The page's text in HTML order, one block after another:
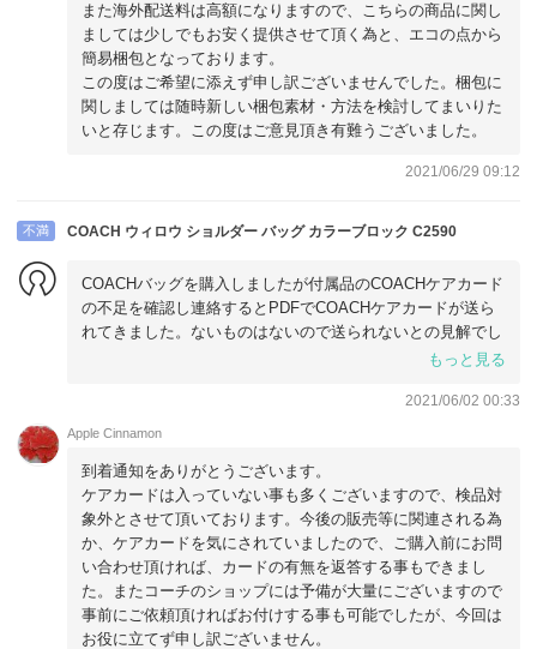
また海外配送料は高額になりますので、こちらの商品に関し
ましては少しでもお安く提供させて頂く為と、エコの点から
簡易梱包となっております。
この度はご希望に添えず申し訳ございませんでした。梱包に
関しましては随時新しい梱包素材・方法を検討してまいりた
いと存じます。この度はご意見頂き有難うございました。
2021/06/29 09:12
不満 COACH ウィロウ ショルダー バッグ カラーブロック C2590
COACHバッグを購入しましたが付属品のCOACHケアカード
の不足を確認し連絡するとPDFでCOACHケアカードが送ら
れてきました。ないものはないので送られないとの見解でし
た。以前に他のCOACHバイヤーさんでバッグを購入しまし
絡すると「誠に申し訳ありません」と謝罪され至急に送って
いただきました。
ないようでとても残念です！
もっと見る
2021/06/02 00:33
Apple Cinnamon
到着通知をありがとうございます。
ケアカードは入っていない事も多くございますので、検品対
象外とさせて頂いております。今後の販売等に関連される為
か、ケアカードを気にされていましたので、ご購入前にお問
い合わせ頂ければ、カードの有無を返答する事もできまし
た。またコーチのショップには予備が大量にございますので
事前にご依頼頂ければお付けする事も可能でしたが、今回は
お役に立てず申し訳ございません。